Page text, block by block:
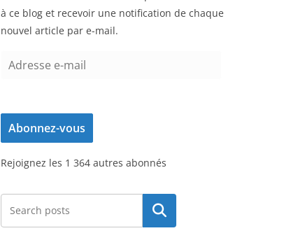
à ce blog et recevoir une notification de chaque
nouvel article par e-mail.
e
s
e
-
Abonnez-vous
Rejoignez les 1 364 autres abonnés
Rechercher